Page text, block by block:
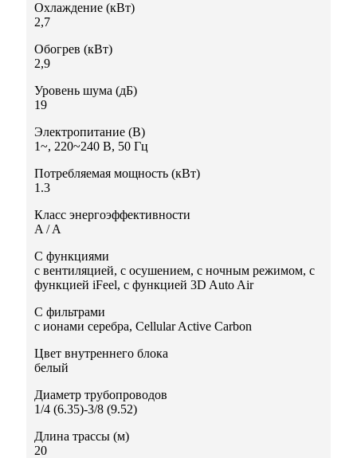
Охлаждение (кВт)
2,7
Обогрев (кВт)
2,9
Уровень шума (дБ)
19
Электропитание (В)
1~, 220~240 В, 50 Гц
Потребляемая мощность (кВт)
1.3
Класс энергоэффективности
A / A
С функциями
с вентиляцией, с осушением, с ночным режимом, с
функцией iFeel, с функцией 3D Auto Air
С фильтрами
с ионами серебра, Сellular Active Carbon
Цвет внутреннего блока
белый
Диаметр трубопроводов
1/4 (6.35)-3/8 (9.52)
Длина трассы (м)
20